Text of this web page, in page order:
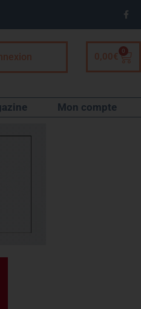
0,00€
0
Mon compte